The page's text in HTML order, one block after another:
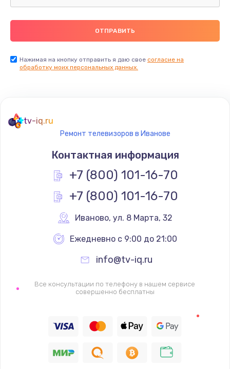
Не видит флешку
400 руб.
Заказать
900 руб.
Заказать
900 руб.
Заказать
Не работает
1400 руб.
Восстановление цепи питания, пайка
Заказать
Нажимая на кнопку отправить я даю свое согласие на
обработку моих персональных данных.
tv-iq.ru
Ремонт телевизоров в Иванове
Контактная информация
+7 (800) 101-16-70
+7 (800) 101-16-70
Иваново, ул. 8 Марта, 32
Ежедневно с 9:00 до 21:00
info@tv-iq.ru
Все консультации по телефону в нашем сервисе
совершенно бесплатны